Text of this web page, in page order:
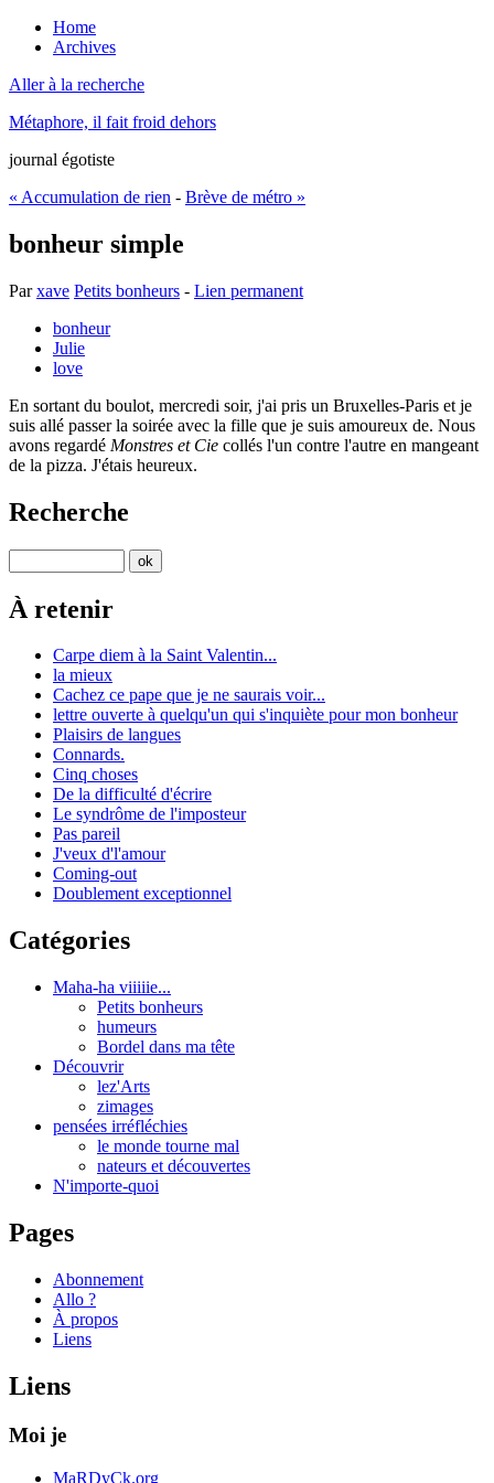
Home
Archives
Aller à la recherche
Métaphore, il fait froid dehors
journal égotiste
« Accumulation de rien - Brève de métro »
bonheur simple
Parxave Petits bonheurs - Lien permanent
bonheur
Julie
love
En sortant du boulot, mercredi soir, j'ai pris un Bruxelles-Paris et je
suis allé passer la soirée avec la fille que je suis amoureux de. Nous
avons regardé Monstres et Cie collés l'un contre l'autre en mangeant
de la pizza. J'étais heureux.
Recherche
À retenir
Carpe diem à la Saint Valentin...
la mieux
Cachez ce pape que je ne saurais voir...
lettre ouverte à quelqu'un qui s'inquiète pour mon bonheur
Plaisirs de langues
Connards.
Cinq choses
De la difficulté d'écrire
Le syndrôme de l'imposteur
Pas pareil
J'veux d'l'amour
Coming-out
Doublement exceptionnel
Catégories
Maha-ha viiiiie...
Petits bonheurs
humeurs
Bordel dans ma tête
Découvrir
lez'Arts
zimages
pensées irréfléchies
le monde tourne mal
nateurs et découvertes
N'importe-quoi
Pages
Abonnement
Allo ?
À propos
Liens
Liens
Moi je
MaRDyCk.org